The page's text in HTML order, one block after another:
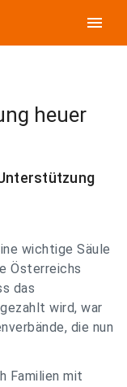
menu
heuer
wichtige Säule
Österreichs
das
wird, war
die nun
Familien mit